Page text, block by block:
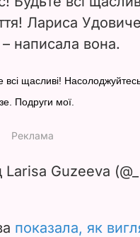
i
Лариса
написала вона.
всі щасливі!
Подруги мої.
Larisa Guzeeva
показала, як